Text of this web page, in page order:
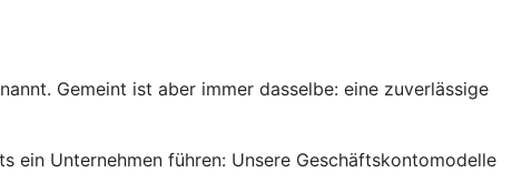
Gemeint ist aber immer dasselbe: eine zuverlässige
ein Unternehmen führen: Unsere Geschäftskontomodelle